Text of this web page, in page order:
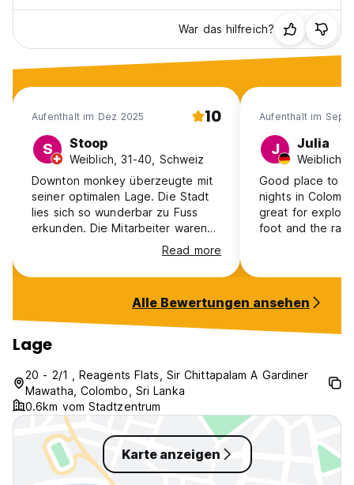
War das hilfreich?
Aufenthalt im Dez 2025 10
S Stoop
Weiblich, 31-40, Schweiz
Downton monkey überzeugte mit
seiner optimalen Lage. Die Stadt
lies sich so wunderbar zu Fuss
erkunden. Die Mitarbeiter waren
ausnahmslos hilfsbereit undRead more
Aufenthalt im Sep
J Julia
Good place to
nights in
great for
foot and the
really well. The
are small but
Alle Bewertungen ansehen
Lage
20 - 2/1 , Reagents Flats, Sir Chittapalam A Gardiner
Mawatha, Colombo, Sri Lanka
0.6km vom Stadtzentrum
Karte anzeigen